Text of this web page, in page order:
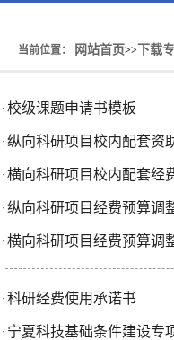
当前位置： 网站首页>> 下载
· 校级课题申请书模板
· 纵向科研项目校内配套资
· 横向科研项目校内配套经
· 纵向科研项目经费预算调
· 横向科研项目经费预算调
· 科研经费使用承诺书
· 宁夏科技基础条件建设专